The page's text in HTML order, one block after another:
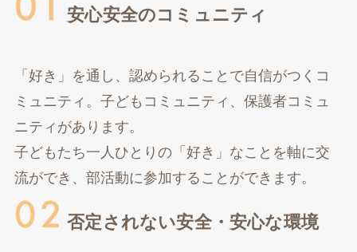
安心安全のコミュニティ
「好き」を通し、認められることで自信がつくコ
ミュニティ。子どもコミュニティ、保護者コミュ
ニティがあります。
子どもたち一人ひとりの「好き」なことを軸に交
流ができ、部活動に参加することができます。
否定されない安全・安心な環境